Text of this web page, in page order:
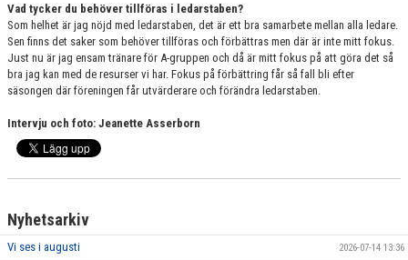
Vad tycker du behöver tillföras i ledarstaben?
Som helhet är jag nöjd med ledarstaben, det är ett bra samarbete mellan alla ledare.
Sen finns det saker som behöver tillföras och förbättras men där är inte mitt fokus.
Just nu är jag ensam tränare för A-gruppen och då är mitt fokus på att göra det så
bra jag kan med de resurser vi har. Fokus på förbättring får så fall bli efter
säsongen där föreningen får utvärderare och förändra ledarstaben.
Intervju och foto: Jeanette Asserborn
Nyhetsarkiv
Vi ses i augusti 2026-07-14 13:36